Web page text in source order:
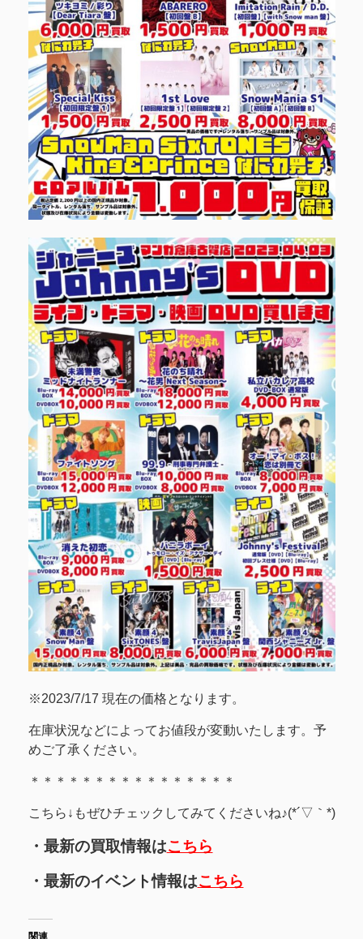
※2023/7/17 現在の価格となります。
在庫状況などによってお値段が変動いたします。予
めご了承ください。
＊＊＊＊＊＊＊＊＊＊＊＊＊＊＊＊
こちら↓もぜひチェックしてみてくださいね♪(*´▽｀*)
・最新の買取情報はこちら
・最新のイベント情報はこちら